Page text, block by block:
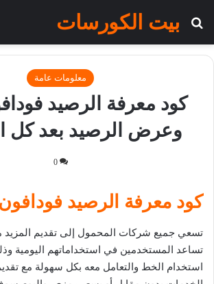
بيت الكورسات
بحث عن
معلومات عامة
وعرض الرصيد بعد كل
0
كود معرفة الرصيد فودافون
تسعي جميع شركات المحمول إلى تقديم المزيد
تساعد المستخدمين في استخداماتهم اليومية
استخدام الخط والتعامل معه بكل سهولة مع